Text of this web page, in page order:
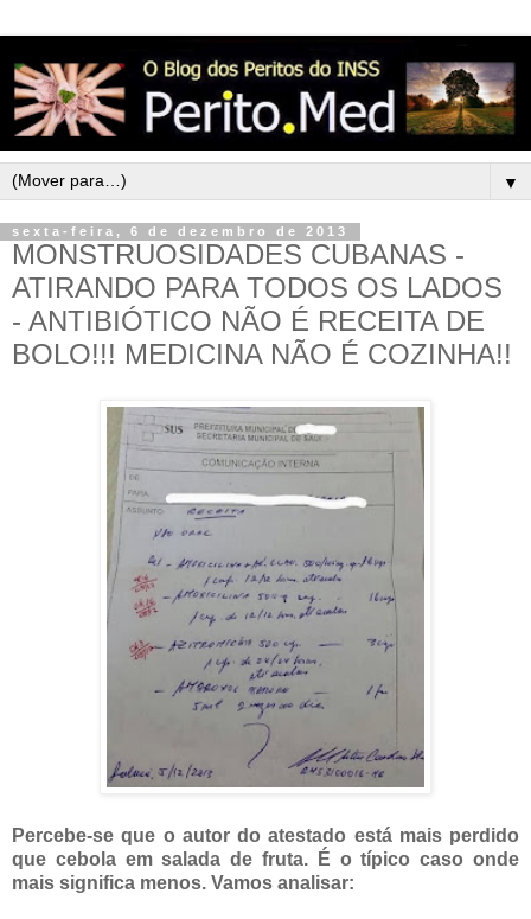
▼
sexta-feira, 6 de dezembro de 2013
MONSTRUOSIDADES CUBANAS -
ATIRANDO PARA TODOS OS LADOS
- ANTIBIÓTICO NÃO É RECEITA DE
BOLO!!! MEDICINA NÃO É COZINHA!!
Percebe-se que o autor do atestado está mais perdido
que cebola em salada de fruta. É o típico caso onde
mais significa menos. Vamos analisar: